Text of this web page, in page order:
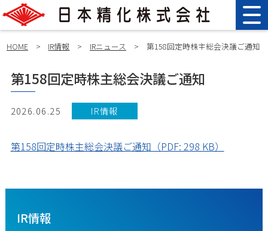
HOME > IR情報 > IRニュース > 第158回定時株主総会決議ご通知
第158回定時株主総会決議ご通知
2026.06.25 IR情報
第158回定時株主総会決議ご通知（PDF: 298 KB）
IR情報